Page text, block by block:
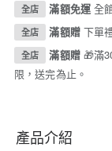
全店 滿額免運全
全店 滿額贈 下單
全店 滿額贈 🎁滿
限，送完為止。
產品介紹